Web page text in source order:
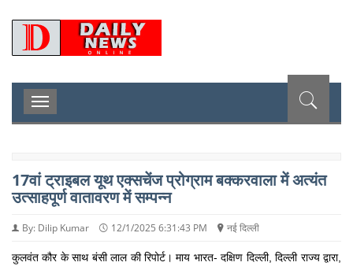
Toggle
navigation
17वां ट्राइबल यूथ एक्सचेंज प्रोग्राम बक्करवाला में अत्यंत
उत्साहपूर्ण वातावरण में सम्पन्न
By: Dilip Kumar 12/1/2025 6:31:43 PM नई दिल्ली
कुलवंत कौर के साथ बंसी लाल की रिपोर्ट। माय भारत- दक्षिण दिल्ली, दिल्ली राज्य द्वारा,